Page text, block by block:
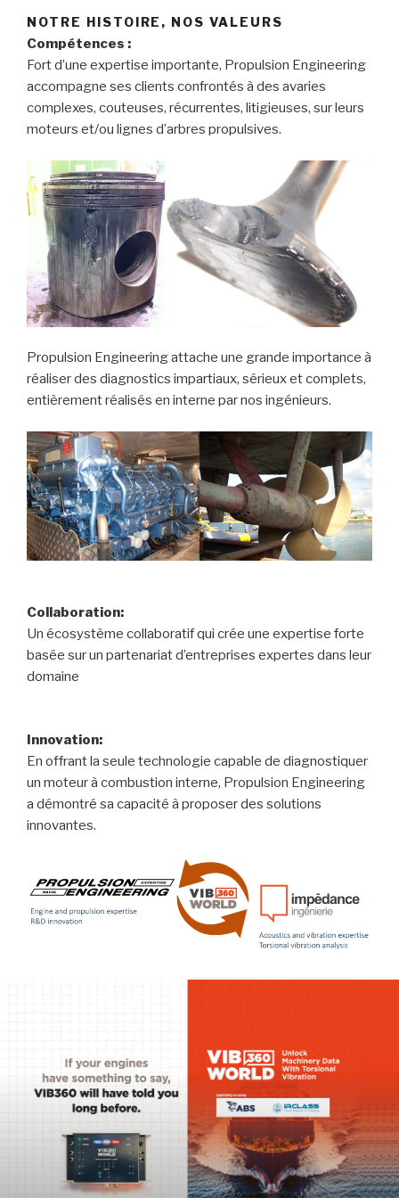
NOTRE HISTOIRE, NOS VALEURS
Compétences :
Fort d’une expertise importante, Propulsion Engineering
accompagne ses clients confrontés à des avaries
complexes, couteuses, récurrentes, litigieuses, sur leurs
moteurs et/ou lignes d’arbres propulsives.
Propulsion Engineering attache une grande importance à
réaliser des diagnostics impartiaux, sérieux et complets,
entièrement réalisés en interne par nos ingénieurs.
Collaboration:
Un écosystème collaboratif qui crée une expertise forte
basée sur un partenariat d’entreprises expertes dans leur
domaine
Innovation:
En offrant la seule technologie capable de diagnostiquer
un moteur à combustion interne, Propulsion Engineering
a démontré sa capacité à proposer des solutions
innovantes.